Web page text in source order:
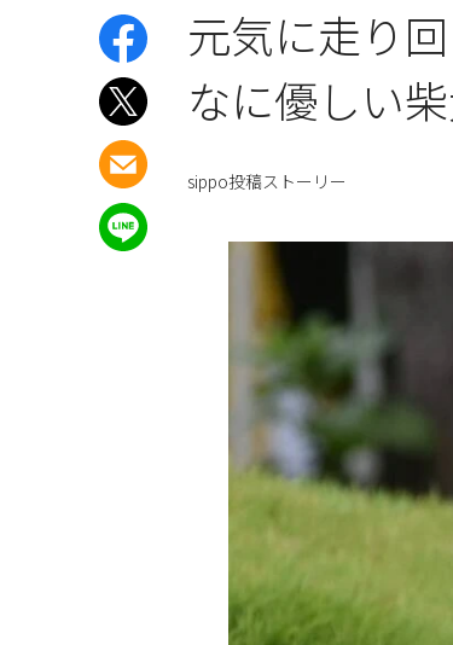
元気に走り
なに優しい
sippo投稿ストーリー